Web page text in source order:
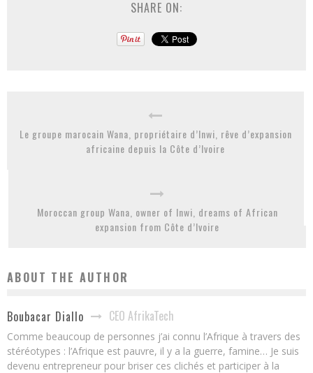
SHARE ON:
Le groupe marocain Wana, propriétaire d’Inwi, rêve d’expansion
africaine depuis la Côte d’Ivoire
Moroccan group Wana, owner of Inwi, dreams of African
expansion from Côte d’Ivoire
ABOUT THE AUTHOR
Boubacar Diallo CEO AfrikaTech
Comme beaucoup de personnes j’ai connu l’Afrique à travers des
stéréotypes : l’Afrique est pauvre, il y a la guerre, famine… Je suis
devenu entrepreneur pour briser ces clichés et participer à la